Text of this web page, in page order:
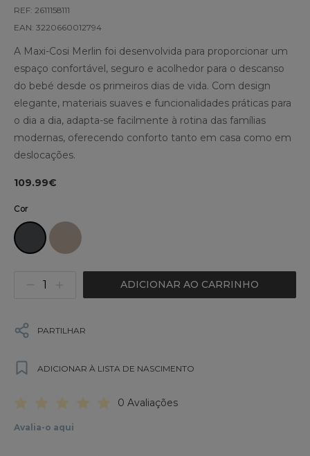
REF: 2611158111
EAN: 3220660012794
A Maxi-Cosi Merlin foi desenvolvida para proporcionar um
espaço confortável, seguro e acolhedor para o descanso
do bebé desde os primeiros dias de vida. Com design
elegante, materiais suaves e funcionalidades práticas para
o dia a dia, adapta-se facilmente à rotina das famílias
modernas, oferecendo conforto tanto em casa como em
deslocações.
109.99€
Cor
ADICIONAR AO CARRINHO
PARTILHAR
ADICIONAR À LISTA DE NASCIMENTO
0 Avaliações
Avalia-o aqui